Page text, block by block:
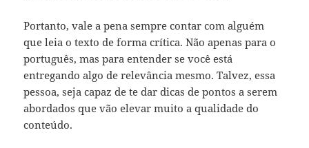
Portanto, vale a pena sempre contar com alguém
que leia o texto de forma crítica. Não apenas para o
português, mas para entender se você está
entregando algo de relevância mesmo. Talvez, essa
pessoa, seja capaz de te dar dicas de pontos a serem
abordados que vão elevar muito a qualidade do
conteúdo.